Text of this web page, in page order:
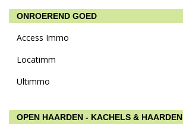
ONROEREND GOED
Access Immo
Locatimm
Ultimmo
OPEN HAARDEN - KACHELS & HAARDEN